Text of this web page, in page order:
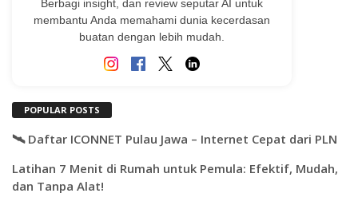
Berbagi insight, dan review seputar AI untuk
membantu Anda memahami dunia kecerdasan
buatan dengan lebih mudah.
POPULAR POSTS
🛰️ Daftar ICONNET Pulau Jawa – Internet Cepat dari PLN
Latihan 7 Menit di Rumah untuk Pemula: Efektif, Mudah,
dan Tanpa Alat!